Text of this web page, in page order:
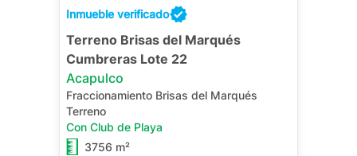
Inmueble verificado
Terreno Brisas del Marqués
Cumbreras Lote 22
Acapulco
Fraccionamiento Brisas del Marqués
Terreno
Con Club de Playa
3756 m²